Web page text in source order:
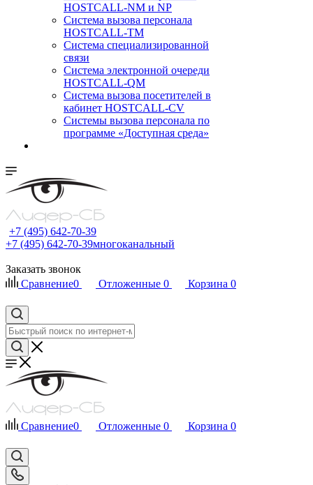
HOSTCALL-NM и NP
Система вызова персонала
HOSTCALL-TM
Система специализированной
связи
Система электронной очереди
HOSTCALL-QM
Cистема вызова посетителей в
кабинет HOSTCALL-CV
Системы вызова персонала по
программе «Доступная среда»
+7 (495) 642-70-39
+7 (495) 642-70-39многоканальный
Заказать звонок
Сравнение0 Отложенные 0 Корзина 0
Сравнение0 Отложенные 0 Корзина 0